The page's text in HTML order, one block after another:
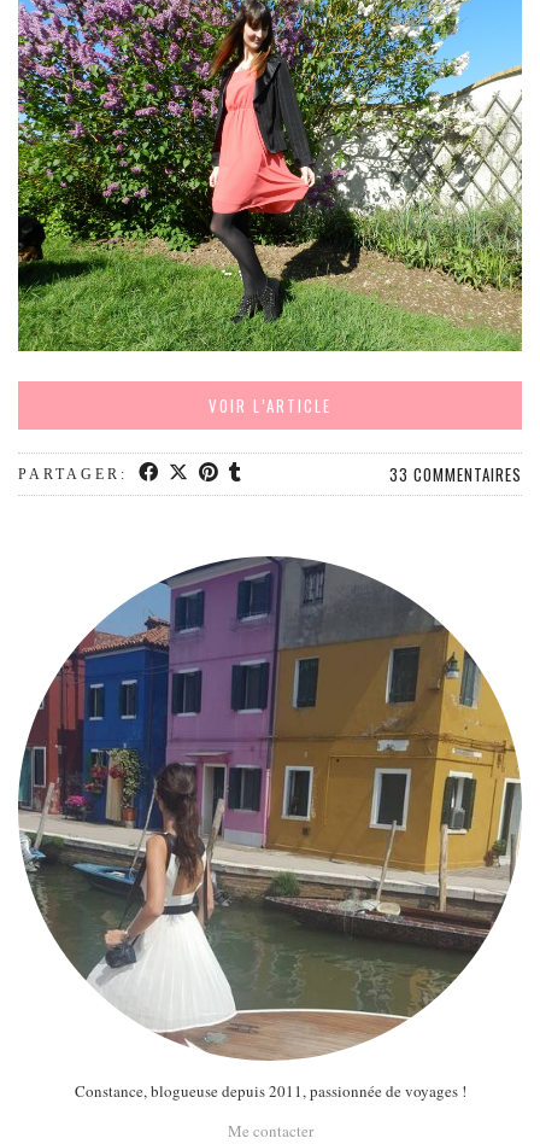
OCÉANIE
AUSTRALIE
ARTICLES PRATIQUES
YOGA
MON PROGRAMME DE YOGA EN LIGNE
AUTRES CATÉGORIES
MODE
BEAUTÉ
DIVERSES BOX
A PROPOS
VOIR L’ARTICLE
PARTAGER: 33 COMMENTAIRES
Constance, blogueuse depuis 2011, passionnée de voyages !
Me contacter